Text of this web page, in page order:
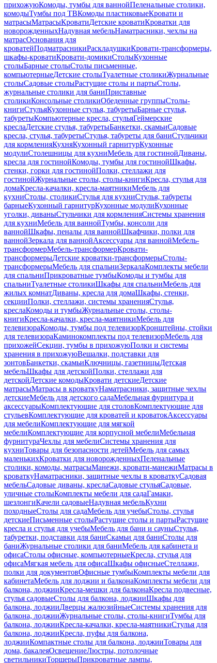
прихожуюКомоды, тумбы для ваннойПеленальные столики,
комодыТумбы под ТВКомоды пластиковыеКровати и
матрасыМатрасыКроватиДетские кроватиКроватки для
новорожденныхНадувная мебельНаматрасники, чехлы на
матрасОснования для
кроватейПодматрасникиРаскладушкиКровати-трансформеры,
шкафы-кроватиКровати-домикиСтолыКухонные
столыБарные столыСтолы письменные,
компьютерныеДетские столыТуалетные столикиЖурнальные
столыСадовые столыРастущие столы и партыСтолы,
журнальные столики для баниПриставные
столикиКонсольные столикиОбеденные группыСтолы-
книгиСтульяКухонные стулья, табуретыБарные стулья,
табуретыКомпьютерные кресла, стульяГеймерские
креслаДетские стулья, табуретыБанкетки, скамьиСадовые
кресла, стулья, табуретыСтулья, табуреты для баниСтульчики
для кормленияКухняКухонный гарнитурКухонные
модулиСтолешницы для кухниМебель для гостинойДиваны,
кресла для гостинойКомоды, тумбы для гостинойШкафы,
стенки, горки для гостинойПолки, стеллажи для
гостинойЖурнальные столы, столы-книгиКресла, стулья для
домаКресла-качалки, кресла-маятникиМебель для
кухниСтолы, столикиСтулья для кухниСтулья, табуреты
барныеКухонный гарнитурКухонные модулиКухонные
уголки, диваныСтульчики для кормленияСистемы хранения
для кухниМебель для ваннойТумбы, консоли для
ваннойШкафы, пеналы для ваннойШкафчики, полки для
ваннойЗеркала для ваннойАксессуары для ваннойМебель-
трансформерМебель-трансформерКровати-
трансформерыДетские кроватки-трансформерыСтолы-
трансформерыМебель для спальниЗеркалаКомплекты мебели
для спальниПрикроватные тумбыКомоды и тумбы для
спальниТуалетные столикиШкафы для спальниМебель для
жилых комнатДиваны, кресла для домаШкафы, стенки,
секцииПолки, стеллажи, системы храненияСтулья,
креслаКомоды и тумбыЖурнальные столы, столы-
книгиКресла-качалки, кресла-маятникиМебель для
телевизораКомоды, тумбы под телевизорКронштейны, стойки
для телевизораКаминокомплекты под телевизорМебель для
прихожейСекции, тумбы в прихожуюПолки и системы
хранения в прихожуюВешалки, подставки для
зонтовБанкетки, скамьиКлючницы, газетницыДетская
мебельШкафы для детскойПолки, стеллажи для
детскойДетские комодыКровати детскиеДетские
матрасыМатрасы в кроваткуНаматрасники, защитные чехлы
детскиеМебель для детского садаМебельная фурнитура и
аксессуарыКомплектующие для столовКомплектующие для
стульевКомплектующие для кроватей и кроватокАксессуары
для мебелиКомплектующие для мягкой
мебелиКомплектующие для корпусной мебелиМебельная
фурнитураЧехлы для мебелиСистемы хранения для
кухниТовары для безопасности детейМебель для самых
маленькихКроватки для новорожденныхПеленальные
столики, комоды, матрасыМанежи, кровати-манежиМатрасы в
кроваткуНаматрасники, защитные чехлы в кроваткуСадовая
мебельСадовые диваны, креслаСадовые стульяСадовые,
уличные столыКомплекты мебели для садаГамаки,
шезлонгиКачели садовыеНадувная мебельКухни
походныеСтолы для садаМебель для учебыСтолы, стулья
детскиеПисьменные столыРастущие столы и партыРастущие
кресла и стулья для учебыМебель для бани и сауныСтулья,
табуретки, подставки для баниСкамьи для баниСтолы для
баниЖурнальные столики для баниМебель для кабинета и
офисаСтолы офисные, компьютерныеКресла, стулья для
офисаМягкая мебель для офисаШкафы офисныеСтеллажи,
полки для документовОфисные тумбыКомплекты мебели для
кабинетаМебель для лоджии и балконаКомплекты мебели для
балкона, лоджииКресла-мешки для балконаКресла подвесные,
стулья садовыеСтолы для балкона, лоджииШкафы для
балкона, лоджииДверцы жалюзийныеСистемы хранения для
балкона, лоджииЖурнальные столы, столы-книгиТумбы для
балкона, лоджииКресла-качалки, кресла-маятникиСтулья для
балкона, лоджииКресла, пуфы для балкона,
лоджииКомпактные столы для балкона, лоджииТовары для
дома, бакалеяОсвещениеЛюстры, потолочные
светильникиТоршерыПрикроватные лампы,